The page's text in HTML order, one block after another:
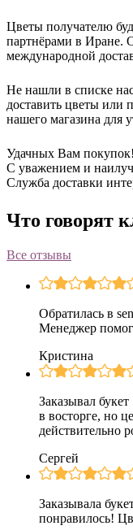
Цветы получателю
партнёрами в Иране.
международной
Не нашли в списке
доставить цветы или
нашего магазина для
Удачных Вам покупок!
С уважением и
Служба доставки
Что говорят
Все отзывы
Обратилась в
Менеджер помог
Кристина
Заказывал
в восторге, но
действительно
Сергей
Заказывала
понравилось!